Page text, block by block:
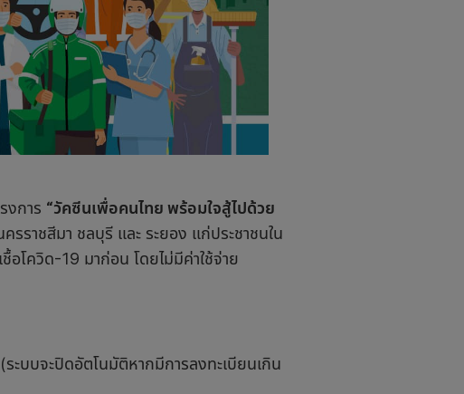
งการ “วัคซีนเพื่อคนไทย พร้อมใจสู้ไปด้วย
ราชสีมา ชลบุรี และ ระยอง แก่ประชาชนใน
โควิด-19 มาก่อน โดยไม่มีค่าใช้จ่าย
ะบบจะปิดอัตโนมัติหากมีการลงทะเบียนเกิน